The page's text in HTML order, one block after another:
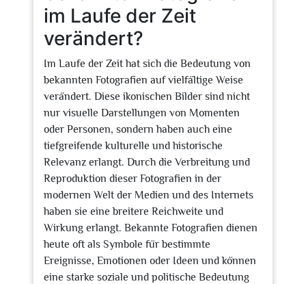
im Laufe der Zeit
verändert?
Im Laufe der Zeit hat sich die Bedeutung von
bekannten Fotografien auf vielfältige Weise
verändert. Diese ikonischen Bilder sind nicht
nur visuelle Darstellungen von Momenten
oder Personen, sondern haben auch eine
tiefgreifende kulturelle und historische
Relevanz erlangt. Durch die Verbreitung und
Reproduktion dieser Fotografien in der
modernen Welt der Medien und des Internets
haben sie eine breitere Reichweite und
Wirkung erlangt. Bekannte Fotografien dienen
heute oft als Symbole für bestimmte
Ereignisse, Emotionen oder Ideen und können
eine starke soziale und politische Bedeutung